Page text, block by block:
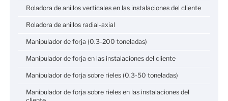
Roladora de anillos verticales en las instalaciones del cliente
Roladora de anillos radial-axial
Manipulador de forja (0.3-200 toneladas)
Manipulador de forja en las instalaciones del cliente
Manipulador de forja sobre rieles (0.3-50 toneladas)
Manipulador de forja sobre rieles en las instalaciones del